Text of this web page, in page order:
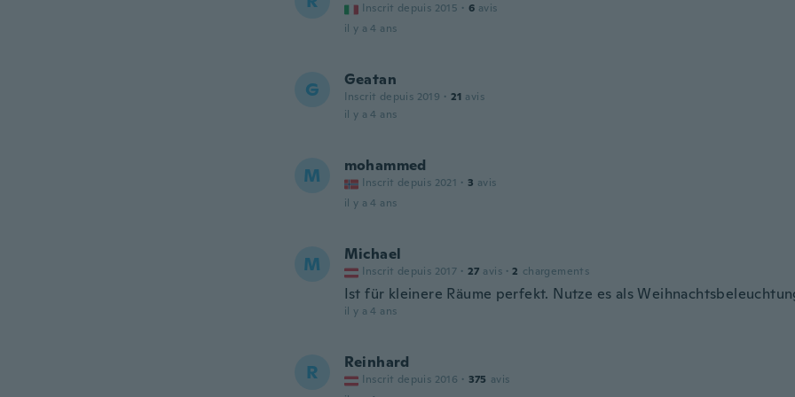
Inscrit depuis 2015 · 6 avis
il y a 4 ans
G Geatan
Inscrit depuis 2019 · 21 avis
il y a 4 ans
M mohammed
Inscrit depuis 2021 · 3 avis
il y a 4 ans
M Michael
Inscrit depuis 2017 · 27 avis · 2 chargements
Ist für kleinere Räume perfekt. Nutze es als
il y a 4 ans
R Reinhard
Inscrit depuis 2016 · 375 avis